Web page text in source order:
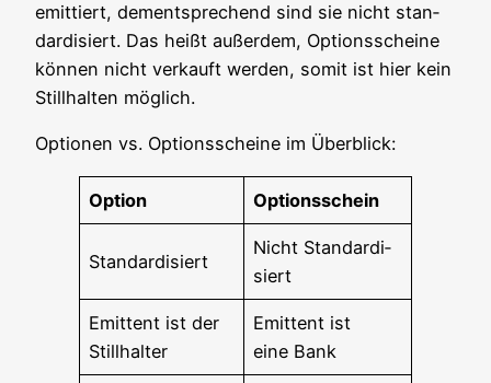
emit­tiert, dem­entspre­chend sind sie nicht stan­
dar­di­siert. Das heißt außer­dem, Opti­ons­schei­ne
kön­nen nicht ver­kauft wer­den, somit ist hier kein
Still­hal­ten möglich.
Optio­nen vs. Opti­ons­schei­ne im Überblick:
Opti­on Opti­ons­schein
Stan­dar­di­siert
Nicht Stan­dar­di­
siert
Emit­tent ist der
Stillhalter
Emit­tent ist
eine Bank